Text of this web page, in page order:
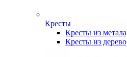
Кресты
Кресты из метала
Кресты из дерево